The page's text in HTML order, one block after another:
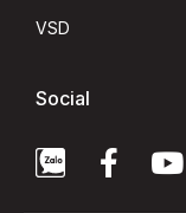
VSD
Social